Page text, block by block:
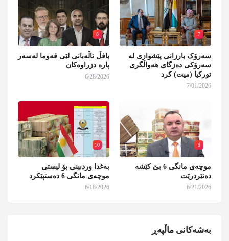
7
سەرۆک بارزانی پێشوازی لە
سەرۆکی دەزگای هەواڵگری
تورکیا (میت) کرد
7/01/2026
8
بافڵ تاڵەبانی لێی قەوما لەسەر
پارە دزراوەکان
6/28/2026
9
موچەی مانگی 6 بێ کێشە
دەنێردرێت
6/21/2026
10
بەغدا وردبینی بۆ لیستی
موچەی مانگی 6 دەستپێکرد
6/18/2026
بەشەکانی ماڵپەڕ